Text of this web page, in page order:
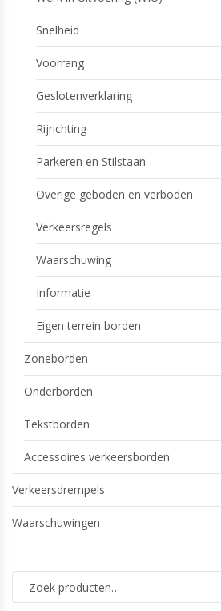
Snelheid
Voorrang
Geslotenverklaring
Rijrichting
Parkeren en Stilstaan
Overige geboden en verboden
Verkeersregels
Waarschuwing
Informatie
Eigen terrein borden
Zoneborden
Onderborden
Tekstborden
Accessoires verkeersborden
Verkeersdrempels
Waarschuwingen